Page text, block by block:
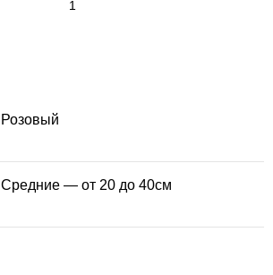
Розовый
Средние — от 20 до 40см